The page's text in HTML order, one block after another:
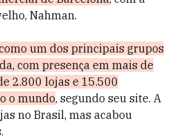
Nahman.
um dos principais grupos
com presença em mais de
2.800 lojas e 15.500
o mundo, segundo seu site. A
no Brasil, mas acabou